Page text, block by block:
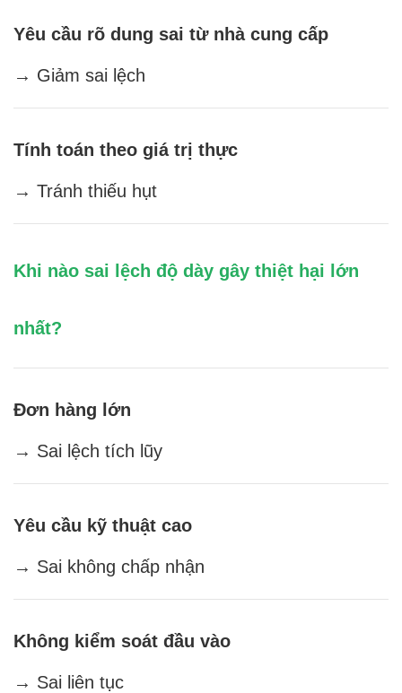
Yêu cầu rõ dung sai từ nhà cung cấp
→ Giảm sai lệch
Tính toán theo giá trị thực
→ Tránh thiếu hụt
Khi nào sai lệch độ dày gây thiệt hại lớn
nhất?
Đơn hàng lớn
→ Sai lệch tích lũy
Yêu cầu kỹ thuật cao
→ Sai không chấp nhận
Không kiểm soát đầu vào
→ Sai liên tục